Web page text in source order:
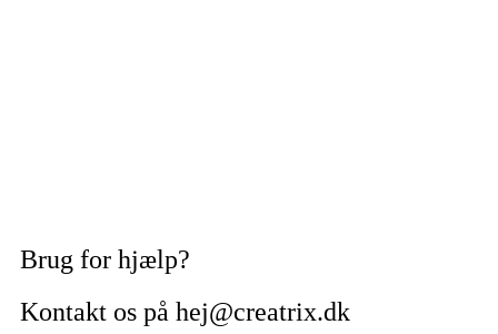
Brug for hjælp?
Kontakt os på hej@creatrix.dk